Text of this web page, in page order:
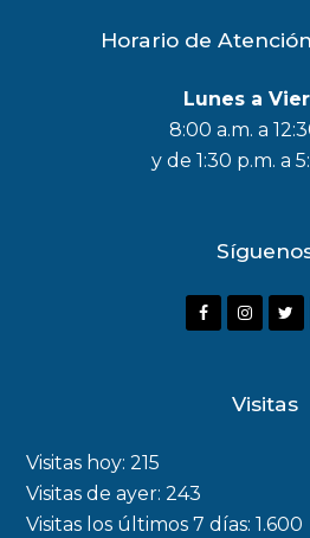
Horario de
Lunes a
8:00 a.m. a
y de 1:30 p.m. a
F
o
I
r
Visitas
Visitas hoy:215
Visitas de ayer:243
Visitas los últimos 7 días:1.600